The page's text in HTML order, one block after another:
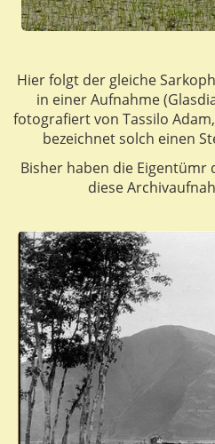
Hier folgt der gleiche
in einer Aufnahme
fotografiert von Tassilo
bezeichnet solch einen
Bisher haben die Eigentümr
diese